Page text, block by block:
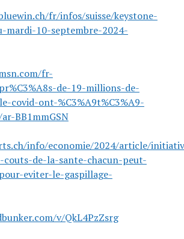
fr/infos/suisse/keystone-
mardi-10-septembre-2024-
fr-
de-19-millions-de-
covid-ont-%C3%A9t%C3%A9-
BB1mmGSN
info/economie/2024/article/
de-la-sante-chacun-peut-
eviter-le-gaspillage-
v/QkL4PzZsrg